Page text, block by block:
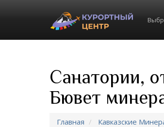
Санатории,
Бювет
Главная Кавказские